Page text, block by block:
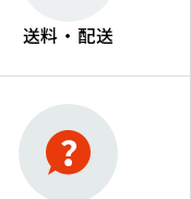
送料・配送